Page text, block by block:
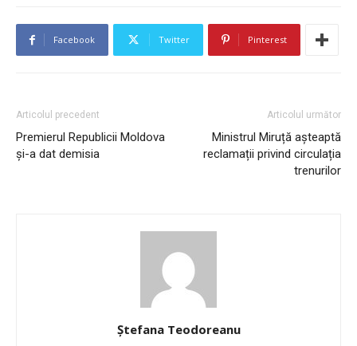
Facebook Twitter Pinterest
Articolul precedent
Premierul Republicii Moldova
și-a dat demisia
Articolul următor
Ministrul Miruță așteaptă
reclamații privind circulația
trenurilor
Ștefana Teodoreanu